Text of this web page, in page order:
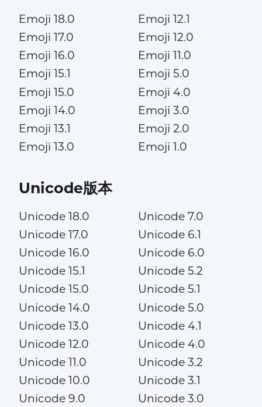
Emoji 18.0
Emoji 17.0
Emoji 16.0
Emoji 15.1
Emoji 15.0
Emoji 14.0
Emoji 13.1
Emoji 13.0
Emoji 12.1
Emoji 12.0
Emoji 11.0
Emoji 5.0
Emoji 4.0
Emoji 3.0
Emoji 2.0
Emoji 1.0
Unicode版本
Unicode 18.0
Unicode 17.0
Unicode 16.0
Unicode 15.1
Unicode 15.0
Unicode 14.0
Unicode 13.0
Unicode 12.0
Unicode 11.0
Unicode 10.0
Unicode 9.0
Unicode 7.0
Unicode 6.1
Unicode 6.0
Unicode 5.2
Unicode 5.1
Unicode 5.0
Unicode 4.1
Unicode 4.0
Unicode 3.2
Unicode 3.1
Unicode 3.0